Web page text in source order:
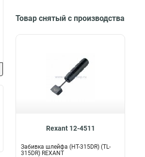
Товар снятый с производства
Rexant 12-4511
Забивка шлейфа (HT-315DR) (TL-
315DR) REXANT